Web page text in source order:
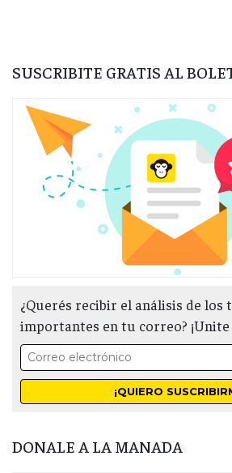
SUSCRIBITE GRATIS AL
¿Querés recibir el análisis de los
importantes en tu correo? ¡Unite
DONALE A LA MANADA